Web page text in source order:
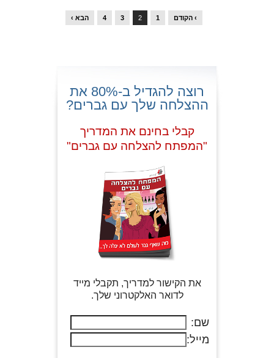
› הקודם 1
2
3
4 הבא ›
רוצה להגדיל ב-80% את
ההצלחה שלך עם גברים?
קבלי בחינם את המדריך
"המפתח להצלחה עם גברים"
את הקישור למדריך, תקבלי מייד
לדואר האלקטרוני שלך.
שם:
מייל: